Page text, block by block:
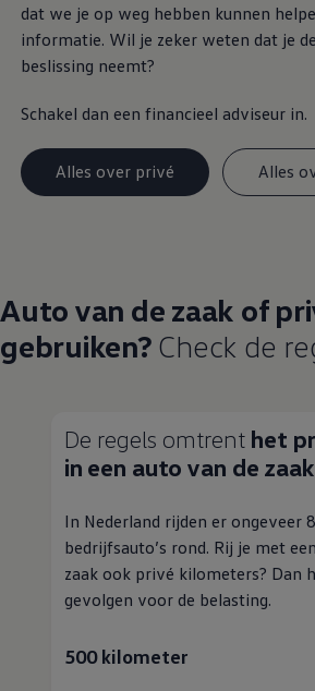
dat we je op weg hebben kunnen
informatie. Wil je zeker weten dat je
beslissing neemt?
Schakel dan een financieel adviseur in.
Alles over privé Alles
Auto van de zaak of
gebruiken? Check de
De regels omtrent het
in een auto van de zaak
In Nederland rijden er ongeveer
bedrijfsauto’s rond. Rij je met
zaak ook privé kilometers? Dan
gevolgen voor de belasting.
500 kilometer